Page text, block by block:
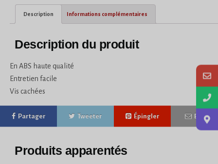
Description Informations complémentaires
Description du produit
En ABS haute qualité
Entretien facile
Vis cachées
Partager Tweeter Épingler E-mail
Produits apparentés